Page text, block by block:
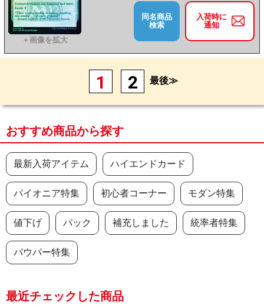
入荷時に
通知
同名商品
検索
1 2 最後≫
おすすめ商品から探す
最新入荷アイテム ハイエンドカード
パイオニア特集 初心者コーナー モダン特集
値下げ パック 補充しました 統率者特集
パウパー特集
最近チェックした商品